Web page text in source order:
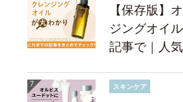
【保存版】
ジングオイ
記事で｜人
スキンケア